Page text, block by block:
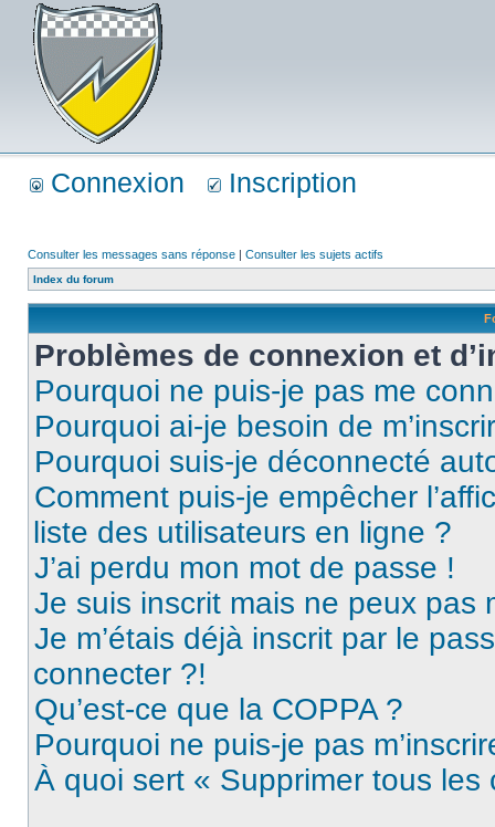
Connexion Inscription
Consulter les messages sans réponse | Consulter les sujets actifs
Index du forum
Problèmes de connexion et
Pourquoi ne puis-je pas me
Pourquoi ai-je besoin de
Pourquoi suis-je déconnecté
Comment puis-je empêcher
liste des utilisateurs en ligne ?
J’ai perdu mon mot de passe !
Je suis inscrit mais ne peux pas
Je m’étais déjà inscrit par le
connecter ?!
Qu’est-ce que la COPPA ?
Pourquoi ne puis-je pas
À quoi sert « Supprimer tous les